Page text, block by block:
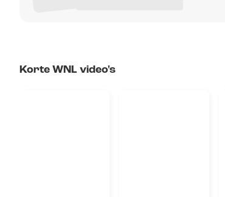
Korte WNL video's